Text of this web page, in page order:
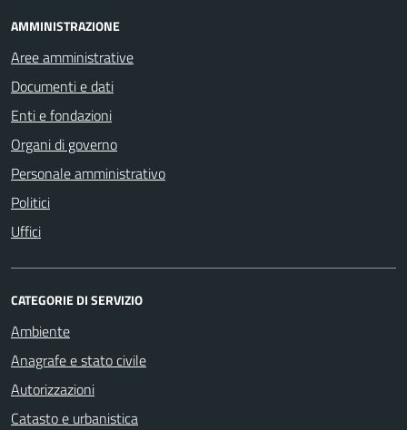
AMMINISTRAZIONE
Aree amministrative
Documenti e dati
Enti e fondazioni
Organi di governo
Personale amministrativo
Politici
Uffici
CATEGORIE DI SERVIZIO
Ambiente
Anagrafe e stato civile
Autorizzazioni
Catasto e urbanistica